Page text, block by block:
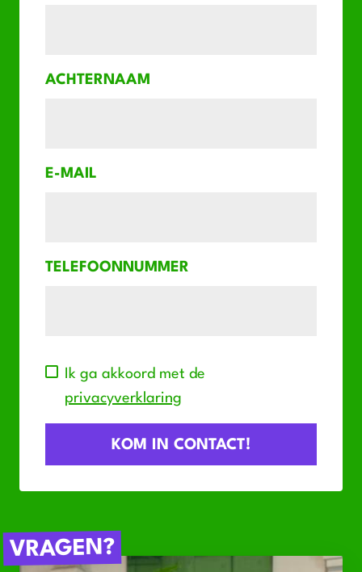
ACHTERNAAM
E-MAIL
TELEFOONNUMMER
Ik ga akkoord met de
privacyverklaring
VRAGEN?